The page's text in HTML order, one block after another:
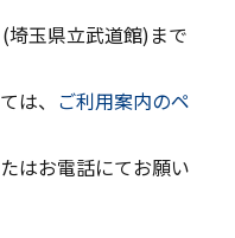
(埼玉県立武道館)まで
は、 ご利用案内のペ
はお電話にてお願い